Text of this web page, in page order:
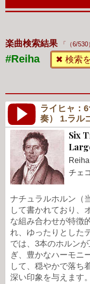
楽曲検索結果
（6/530
#Reiha ✖ 検索
ライヒャ：
奏） 1.ラル
Six
チェ
ナチュラルホルン（
して書かれており、
な組み合わせが特徴
れ、ゆったりとした
では、3本のホルン
ぎ、豊かなハーモニ
して、穏やかで落ち
深い印象を与えます